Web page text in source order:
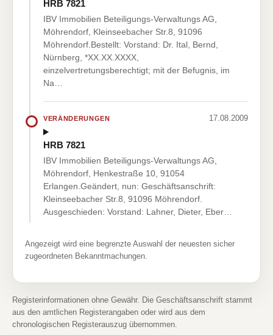
HRB 7821
IBV Immobilien Beteiligungs-Verwaltungs AG,
Möhrendorf, Kleinseebacher Str.8, 91096
Möhrendorf.Bestellt: Vorstand: Dr. Ital, Bernd,
Nürnberg, *XX.XX.XXXX,
einzelvertretungsberechtigt; mit der Befugnis, im
Na…
VERÄNDERUNGEN 17.08.2009
HRB 7821
IBV Immobilien Beteiligungs-Verwaltungs AG,
Möhrendorf, Henkestraße 10, 91054
Erlangen.Geändert, nun: Geschäftsanschrift:
Kleinseebacher Str.8, 91096 Möhrendorf.
Ausgeschieden: Vorstand: Lahner, Dieter, Eber…
Angezeigt wird eine begrenzte Auswahl der neuesten sicher
zugeordneten Bekanntmachungen.
Registerinformationen ohne Gewähr. Die Geschäftsanschrift stammt
aus den amtlichen Registerangaben oder wird aus dem
chronologischen Registerauszug übernommen.